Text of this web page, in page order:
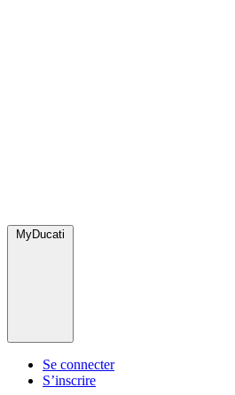
MyDucati
Se connecter
S’inscrire